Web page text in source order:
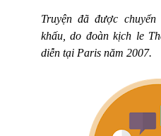
Truyện đã được
khấu, do đoàn kịch le
diễn tại Paris năm 2007.